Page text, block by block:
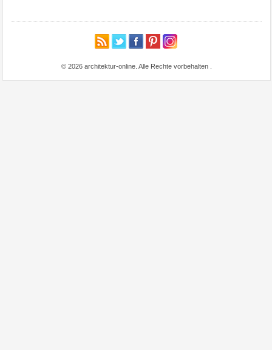
© 2026 architektur-online. Alle Rechte vorbehalten .